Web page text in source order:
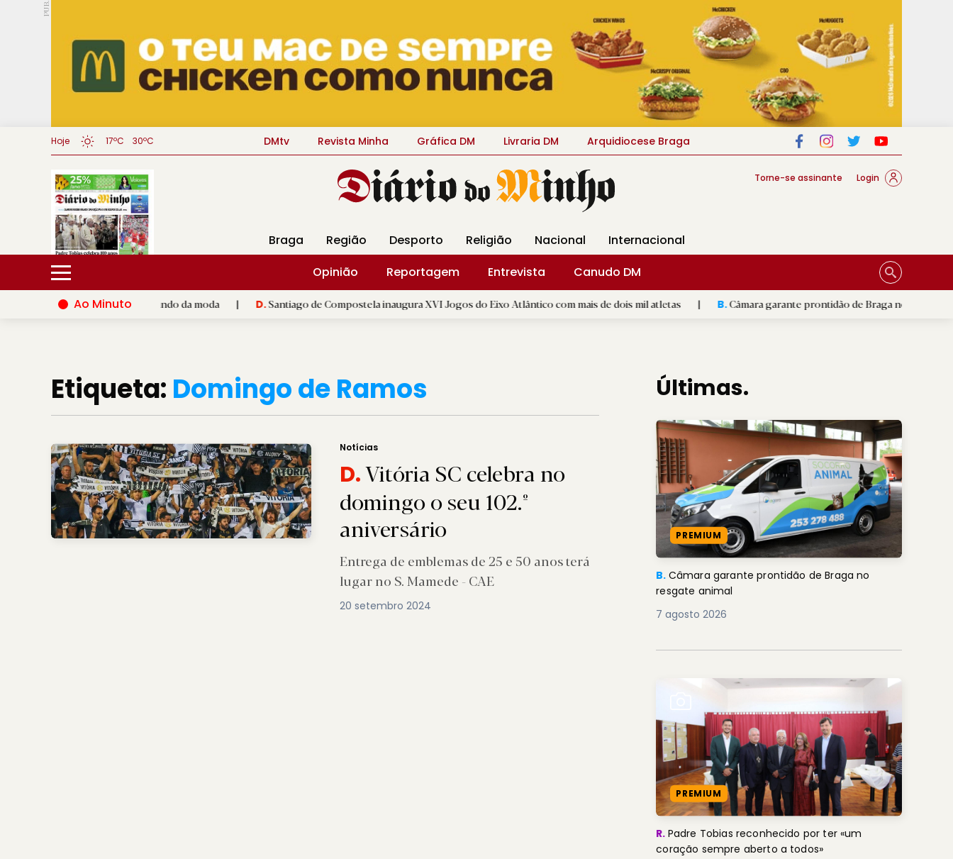
PUB.
Hoje 17ºC 30ºC DMtv Revista Minha Gráfica DM Livraria DM Arquidiocese Braga
Torne-se assinante Login
Braga Região Desporto Religião Nacional
Internacional
Opinião
Reportagem Entrevista
Canudo DM
Ao Minuto
e à inovação do mundo da moda | D.Santiago de Compostela inaugura XVI Jogos do Eixo Atlântico com mais de dois mil atletas | B.Câmara garante prontidão de Braga no resgate animal
Etiqueta: Domingo de Ramos
Notícias
D.Vitória SC celebra no
domingo o seu 102.º
aniversário
Entrega de emblemas de 25 e 50 anos terá
lugar no S. Mamede - CAE
20 setembro 2024
Últimas.
PREMIUM
B. Câmara garante prontidão de Braga no
resgate animal
7 agosto 2026
PREMIUM
R. Padre Tobias reconhecido por ter «um
coração sempre aberto a todos»